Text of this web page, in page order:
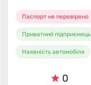
Паспорт не перевірено
Приватний підприємець
Наявність автомобіля
0